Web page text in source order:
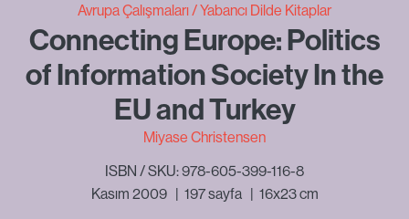
Avrupa Çalışmaları Yabancı Dilde Kitaplar
Connecting Europe: Politics
of Information Society In the
EU and Turkey
Miyase Christensen
ISBN / SKU: 978-605-399-116-8
Kasım 2009 | 197sayfa | 16x23 cm